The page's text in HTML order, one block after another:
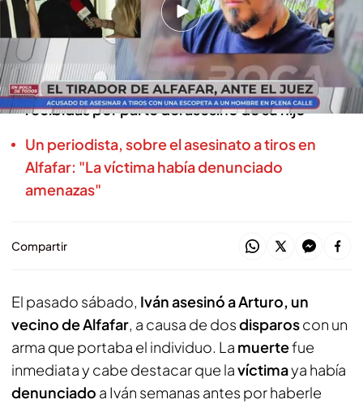
El tirador de Alfafar, ante el juez: se presenta de
manera voluntaria y asume los hechos
La madre de la víctima confirma las llamadas
recibidas por parte del asesino de su hijo
Un periodista, sobre el asesinato a tiros en
Alfafar: "La víctima había denunciado
amenazas"
Compartir
El pasado sábado, Iván asesinó a Arturo, un
vecino de Alfafar, a causa de dosdisparoscon un
arma que portaba el individuo. La muertefue
inmediata y cabe destacar que lavíctimaya había
denunciado a Iván semanas antes por haberle